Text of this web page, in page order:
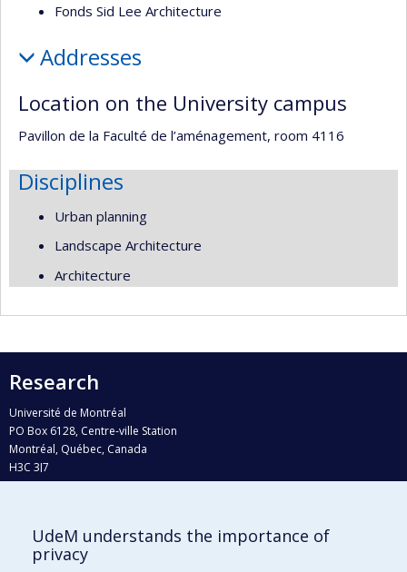
Fonds Sid Lee Architecture
Addresses
Location on the University campus
Pavillon de la Faculté de l’aménagement, room 4116
Disciplines
Urban planning
Landscape Architecture
Architecture
Research
Université de Montréal
PO Box 6128, Centre-ville Station
Montréal, Québec, Canada
H3C 3J7
Who does what?
UdeM understands the importance of
privacy